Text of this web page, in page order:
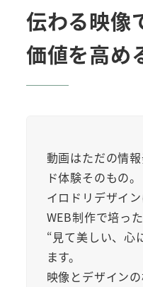
伝わる映像
価値を高め
動画はただの情
ド体験そのもの。
イロドリデザイ
WEB制作で培っ
“見て美しい、心
ます。
映像とデザイン